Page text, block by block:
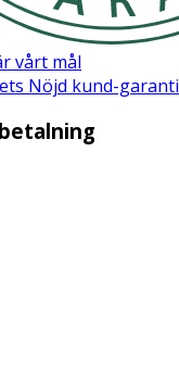
Natural
vårt mål
Nöjd kund-garanti